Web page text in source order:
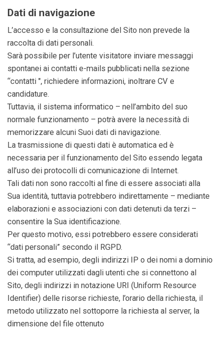
Dati di navigazione
L’accesso e la consultazione del Sito non prevede la
raccolta di dati personali.
Sarà possibile per l’utente visitatore inviare messaggi
spontanei ai contatti e-mails pubblicati nella sezione
“contatti ", richiedere informazioni, inoltrare CV e
candidature.
Tuttavia, il sistema informatico – nell’ambito del suo
normale funzionamento – potrà avere la necessità di
memorizzare alcuni Suoi dati di navigazione.
La trasmissione di questi dati è automatica ed è
necessaria per il funzionamento del Sito essendo legata
all’uso dei protocolli di comunicazione di Internet.
Tali dati non sono raccolti al fine di essere associati alla
Sua identità, tuttavia potrebbero indirettamente – mediante
elaborazioni e associazioni con dati detenuti da terzi –
consentire la Sua identificazione.
Per questo motivo, essi potrebbero essere considerati
“dati personali” secondo il RGPD.
Si tratta, ad esempio, degli indirizzi IP o dei nomi a dominio
dei computer utilizzati dagli utenti che si connettono al
Sito, degli indirizzi in notazione URI (Uniform Resource
Identifier) delle risorse richieste, l’orario della richiesta, il
metodo utilizzato nel sottoporre la richiesta al server, la
dimensione del file ottenuto